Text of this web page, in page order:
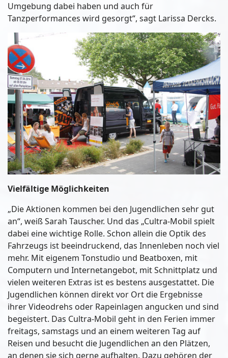
Umgebung dabei haben und auch für
Tanzperformances wird gesorgt“, sagt Larissa Dercks.
Vielfältige Möglichkeiten
„Die Aktionen kommen bei den Jugendlichen sehr gut
an“, weiß Sarah Tauscher. Und das „Cultra-Mobil spielt
dabei eine wichtige Rolle. Schon allein die Optik des
Fahrzeugs ist beeindruckend, das Innenleben noch viel
mehr. Mit eigenem Tonstudio und Beatboxen, mit
Computern und Internetangebot, mit Schnittplatz und
vielen weiteren Extras ist es bestens ausgestattet. Die
Jugendlichen können direkt vor Ort die Ergebnisse
ihrer Videodrehs oder Rapeinlagen angucken und sind
begeistert. Das Cultra-Mobil geht in den Ferien immer
freitags, samstags und an einem weiteren Tag auf
Reisen und besucht die Jugendlichen an den Plätzen,
an denen sie sich gerne aufhalten. Dazu gehören der